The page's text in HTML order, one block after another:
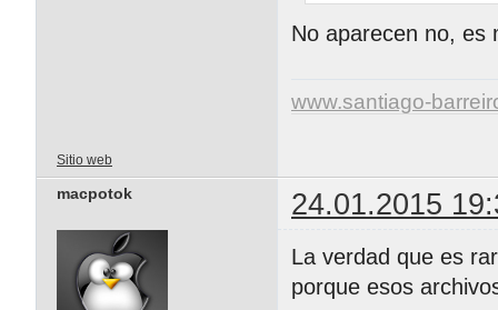
No aparecen no, es
www.santiago-
Sitio web
macpotok 24.01.2015
La verdad que es
porque esos